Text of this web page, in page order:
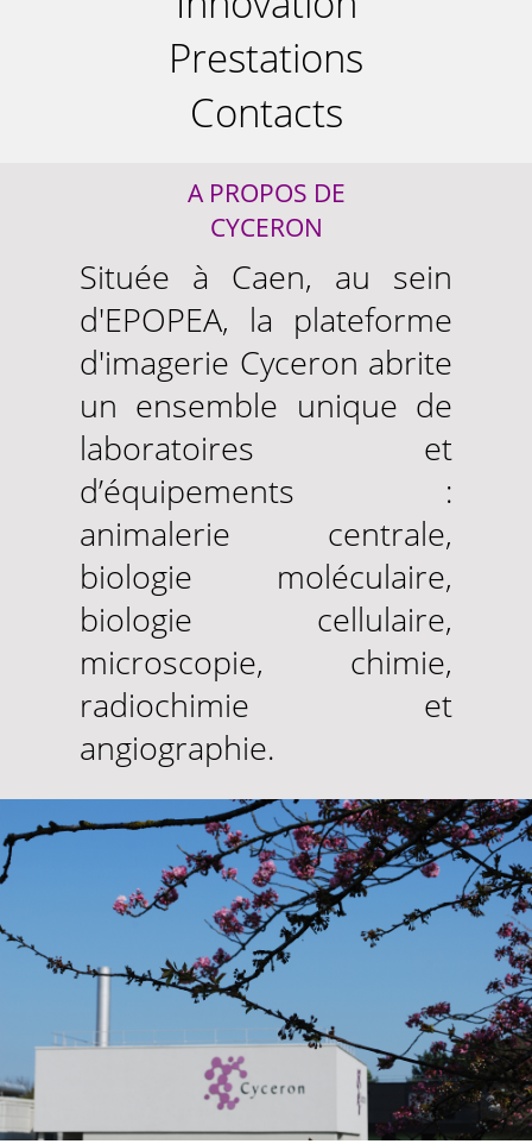
Prestations
Contacts
A PROPOS DE
CYCERON
Située à Caen, au sein
d'EPOPEA, la plateforme
d'imagerie Cyceron abrite
un ensemble unique de
laboratoires et
d’équipements :
animalerie centrale,
biologie moléculaire,
biologie cellulaire,
microscopie, chimie,
radiochimie et
angiographie.